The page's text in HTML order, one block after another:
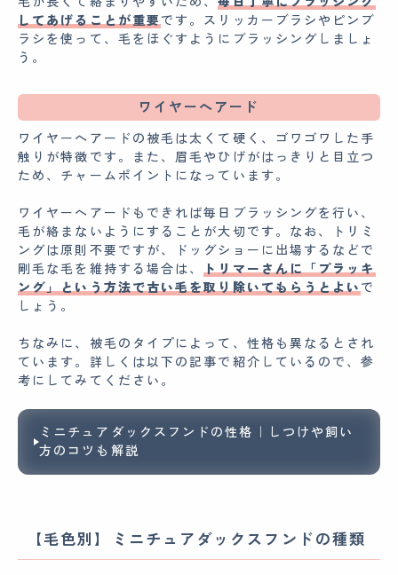
してあげることが重要です。スリッカーブラシやピンブ
ラシを使って、毛をほぐすようにブラッシングしましょ
う。
ワイヤーヘアード
ワイヤーヘアードの被毛は太くて硬く、ゴワゴワした手
触りが特徴です。また、眉毛やひげがはっきりと目立つ
ため、チャームポイントになっています。
ワイヤーヘアードもできれば毎日ブラッシングを行い、
毛が絡まないようにすることが大切です。なお、トリミ
ングは原則不要ですが、ドッグショーに出場するなどで
剛毛な毛を維持する場合は、トリマーさんに「プラッキ
ング」という方法で古い毛を取り除いてもらうとよいで
しょう。
ちなみに、被毛のタイプによって、性格も異なるとされ
ています。詳しくは以下の記事で紹介しているので、参
考にしてみてください。
ミニチュアダックスフンドの性格｜しつけや飼い
方のコツも解説
【毛色別】ミニチュアダックスフンドの種類